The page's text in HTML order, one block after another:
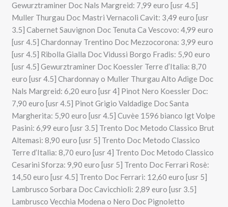
Gewurztraminer Doc Nals Margreid: 7,99 euro [usr 4.5]
Muller Thurgau Doc Mastri Vernacoli Cavit: 3,49 euro [usr
3.5] Cabernet Sauvignon Doc Tenuta Ca Vescovo: 4,99 euro
[usr 4.5] Chardonnay Trentino Doc Mezzocorona: 3,99 euro
[usr 4.5] Ribolla Gialla Doc Vidussi Borgo Fradis: 5,90 euro
[usr 4.5] Gewurztraminer Doc Koessler Terre d’Italia: 8,70
euro [usr 4.5] Chardonnay o Muller Thurgau Alto Adige Doc
Nals Margreid: 6,20 euro [usr 4] Pinot Nero Koessler Doc:
7,90 euro [usr 4.5] Pinot Grigio Valdadige Doc Santa
Margherita: 5,90 euro [usr 4.5] Cuvèe 1596 bianco Igt Volpe
Pasini: 6,99 euro [usr 3.5] Trento Doc Metodo Classico Brut
Altemasi: 8,90 euro [usr 5] Trento Doc Metodo Classico
Terre d’Italia: 8,70 euro [usr 4] Trento Doc Metodo Classico
Cesarini Sforza: 9,90 euro [usr 5] Trento Doc Ferrari Rosè:
14,50 euro [usr 4.5] Trento Doc Ferrari: 12,60 euro [usr 5]
Lambrusco Sorbara Doc Cavicchioli: 2,89 euro [usr 3.5]
Lambrusco Vecchia Modena o Nero Doc Pignoletto